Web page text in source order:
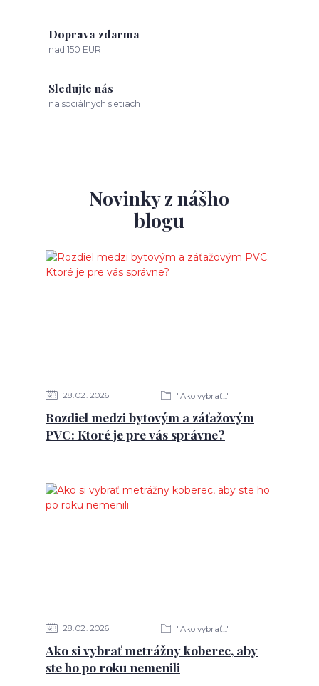
Doprava zdarma
nad 150 EUR
Sledujte nás
na sociálnych sietiach
Novinky z nášho
blogu
28 02 2026 "Ako vybrať..."
Rozdiel medzi bytovým a záťažovým
PVC: Ktoré je pre vás správne?
28 02 2026 "Ako vybrať..."
Ako si vybrať metrážny koberec, aby
ste ho po roku nemenili